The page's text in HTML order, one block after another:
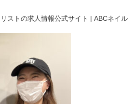
v
i
v